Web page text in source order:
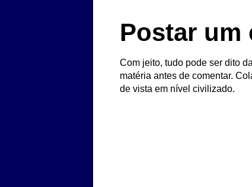
Postar um
Com jeito, tudo pode ser dito
matéria antes de comentar.
de vista em nível civilizado.